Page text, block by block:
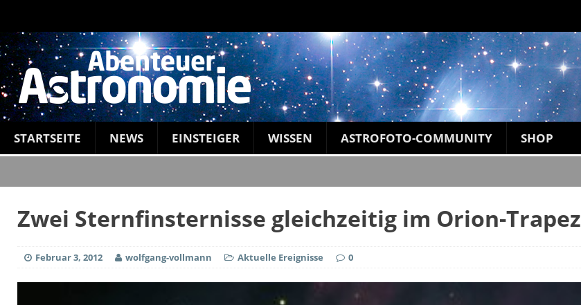
STARTSEITE NEWS EINSTEIGER WISSEN ASTROFOTO-COMMUNITY SHOP
Zwei Sternfinsternisse gleichzeitig im Orion-Trapez
Februar 3, 2012 wolfgang-vollmann Aktuelle Ereignisse 0